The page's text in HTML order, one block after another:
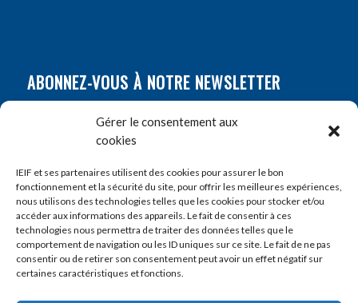
Gérer le consentement aux
cookies
IEIF et ses partenaires utilisent des cookies pour assurer le bon
fonctionnement et la sécurité du site, pour offrir les meilleures expériences,
nous utilisons des technologies telles que les cookies pour stocker et/ou
accéder aux informations des appareils. Le fait de consentir à ces
technologies nous permettra de traiter des données telles que le
comportement de navigation ou les ID uniques sur ce site. Le fait de ne pas
consentir ou de retirer son consentement peut avoir un effet négatif sur
certaines caractéristiques et fonctions.
ABONNEZ-VOUS À NOTRE NEWSLETTER
Prénom*
E-mail*